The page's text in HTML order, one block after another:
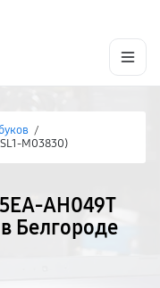
/
M03830)
AH049T
Белгороде